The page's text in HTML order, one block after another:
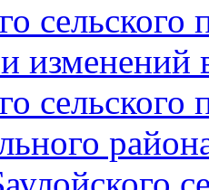
сельского
изменений